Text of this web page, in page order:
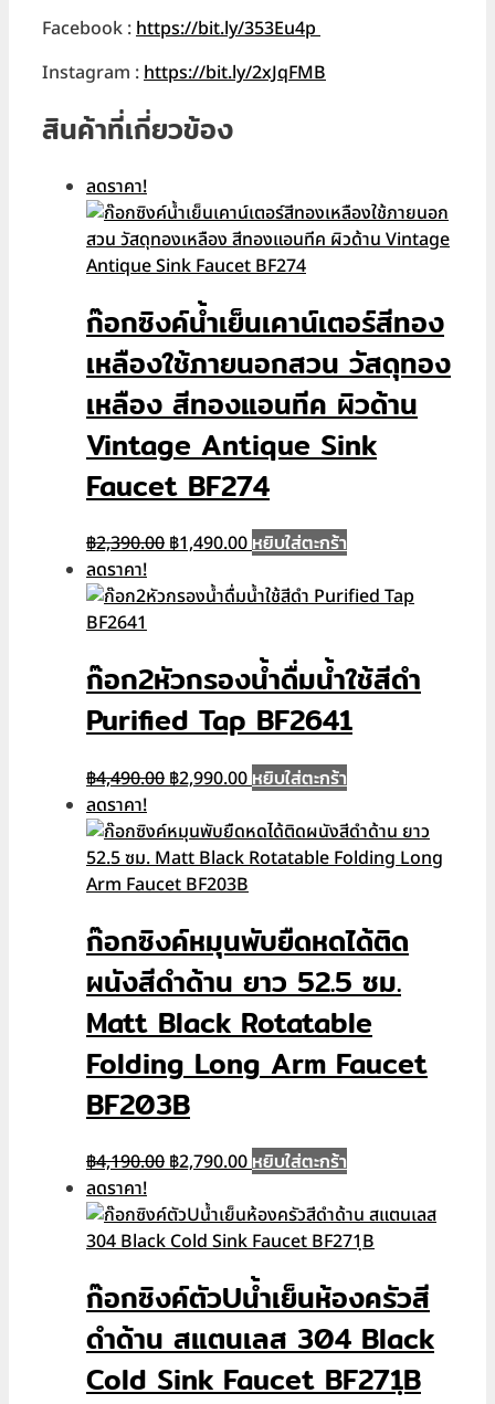
Facebook :https://bit.ly/353Eu4p
Instagram :https://bit.ly/2xJqFMB
สินค้าที่เกี่ยวข้อง
ลดราคา!
ก๊อกซิงค์น้ำเย็นเคาน์เตอร์สีทอง
เหลืองใช้ภายนอกสวน วัสดุทอง
เหลือง สีทองแอนทีค ผิวด้าน
Vintage Antique Sink
Faucet BF274
฿2,390.00 Original
was:
฿1,490.00Current
is:
หยิบใส่ตะกร้า
ลดราคา!
ก๊อก2หัวกรองน้ำดื่มน้ำใช้สีดำ
Purified Tap BF2641
฿4,490.00 Original
was:
฿4,490.00.
฿2,990.00Current
is:
฿2,990.00.
หยิบใส่ตะกร้า
ลดราคา!
ก๊อกซิงค์หมุนพับยืดหดได้ติด
ผนังสีดำด้าน ยาว 52.5 ซม.
Matt Black Rotatable
Folding Long Arm Faucet
BF203B
฿4,190.00 Original
was:
฿4,190.00.
฿2,790.00Current
is:
฿2,790.00.
หยิบใส่ตะกร้า
ลดราคา!
ก๊อกซิงค์ตัวUน้ำเย็นห้องครัวสี
ดำด้าน สแตนเลส 304 Black
Cold Sink Faucet BF271ฺB